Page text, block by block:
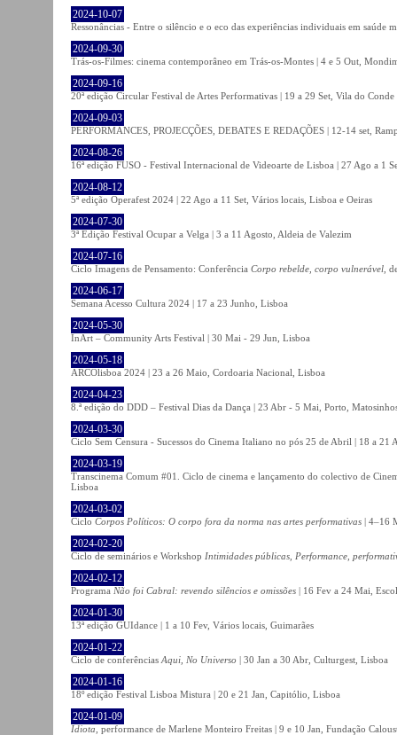
2024-10-07
Ressonâncias - Entre o silêncio e o eco das experiências individuais em
2024-09-30
Trás-os-Filmes: cinema contemporâneo em Trás-os-Montes | 4 e 5 Out,
2024-09-16
20ª edição Circular Festival de Artes Performativas | 19 a 29 Set, Vila do Conde
2024-09-03
PERFORMANCES, PROJECÇÕES, DEBATES E REDAÇÕES | 12-14 set,
2024-08-26
16ª edição FUSO - Festival Internacional de Videoarte de Lisboa | 27 Ago a 1
2024-08-12
5ª edição Operafest 2024 | 22 Ago a 11 Set, Vários locais, Lisboa e Oeiras
2024-07-30
3ª Edição Festival Ocupar a Velga | 3 a 11 Agosto, Aldeia de Valezim
2024-07-16
Ciclo Imagens de Pensamento: Conferência Corpo rebelde, corpo vulnerável ,
2024-06-17
Semana Acesso Cultura 2024 | 17 a 23 Junho, Lisboa
2024-05-30
InArt – Community Arts Festival | 30 Mai - 29 Jun, Lisboa
2024-05-18
ARCOlisboa 2024 | 23 a 26 Maio, Cordoaria Nacional, Lisboa
2024-04-23
8.ª edição do DDD – Festival Dias da Dança | 23 Abr - 5 Mai, Porto,
2024-03-30
Ciclo Sem Censura - Sucessos do Cinema Italiano no pós 25 de Abril | 18 a
2024-03-19
Transcinema Comum #01. Ciclo de cinema e lançamento do colectivo de
Lisboa
2024-03-02
Ciclo Corpos Políticos: O corpo fora da norma nas artes performativas | 4–16
2024-02-20
Ciclo de seminários e Workshop Intimidades públicas, Performance,
2024-02-12
Programa Não foi Cabral: revendo silêncios e omissões | 16 Fev a 24 Mai,
2024-01-30
13ª edição GUIdance | 1 a 10 Fev, Vários locais, Guimarães
2024-01-22
Ciclo de conferências Aqui, No Universo | 30 Jan a 30 Abr, Culturgest, Lisboa
2024-01-16
18º edição Festival Lisboa Mistura | 20 e 21 Jan, Capitólio, Lisboa
2024-01-09
Idiota , performance de Marlene Monteiro Freitas | 9 e 10 Jan, Fundação